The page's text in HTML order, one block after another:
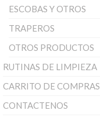
ESCOBAS Y OTROS
TRAPEROS
OTROS PRODUCTOS
RUTINAS DE LIMPIEZA
CARRITO DE COMPRAS
CONTACTENOS